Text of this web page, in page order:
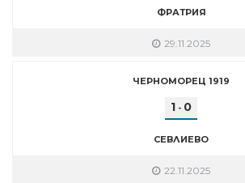
ФРАТРИЯ
29.11.2025
ЧЕРНОМОРЕЦ 1919
1 - 0
СЕВЛИЕВО
22.11.2025